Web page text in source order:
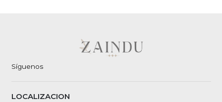
Síguenos
LOCALIZACION